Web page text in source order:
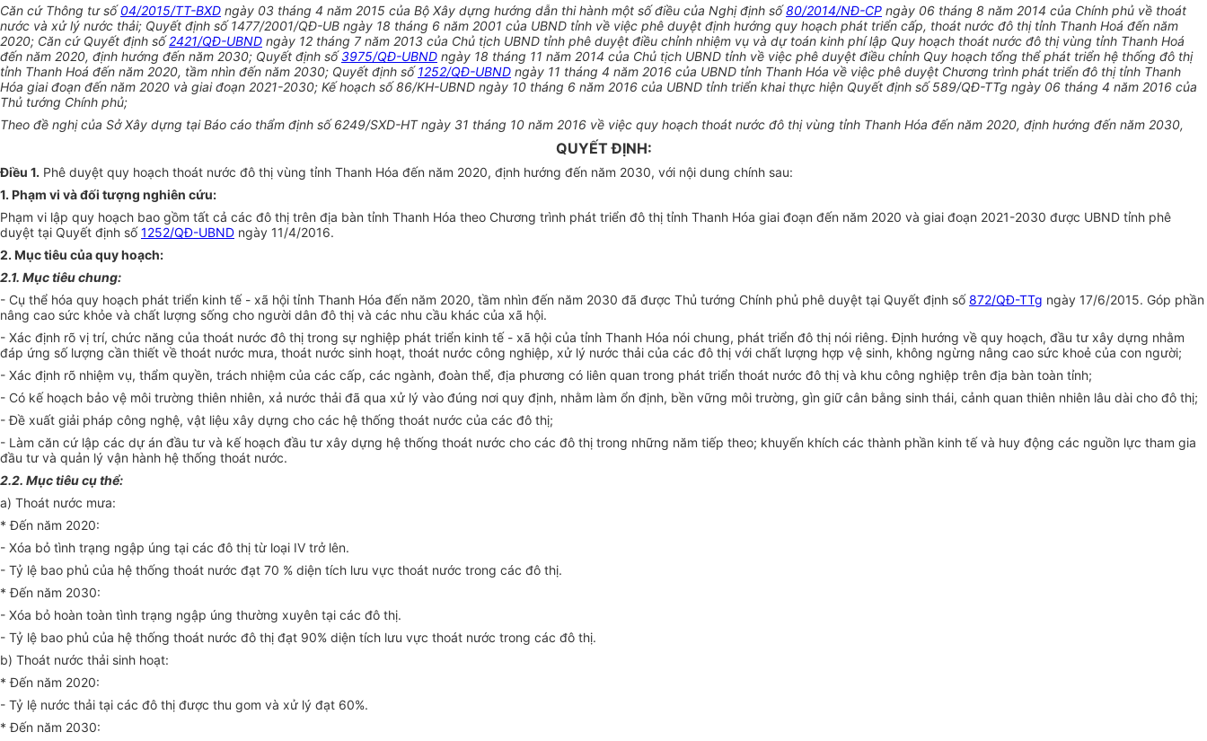
Căn cứ Thông tưsố04/2015/TT-BXD ngày 03 tháng 4 năm 2015 của Bộ Xây dựng hướng dẫn thi hành một số điều của Nghị định số80/2014/NĐ-CP ngày 06 tháng 8 năm 2014 của Chính phủ về thoát
nước và xử lý nước thải; Quyết định số 1477/2001/QĐ-UB ngày 18 tháng 6 năm 2001 của UBND tỉnh về việc phê duyệt định hướng quy hoạch phát triển cấp, thoát nước đô thị tỉnh Thanh Hoá đến năm
2020; Căn cứ Quyết định số2421/QĐ-UBND ngày 12 tháng 7 năm 2013 của Chủ tịch UBND tỉnh phê duyệt điều chỉnh nhiệm vụ và dự toán kinh phí lập Quy hoạch thoát nước đô thị vùng tỉnh Thanh Hoá
đến năm 2020, định hướng đến năm 2030; Quyết định số3975/QĐ-UBND ngày 18 tháng 11 năm 2014 của Chủ tịch UBND tỉnh về việc phê duyệt điều chỉnh Quy hoạch tổng thể phát triển hệ thống đô thị
tỉnh Thanh Hoá đến năm 2020, tầm nhìn đến năm 2030; Quyết định số1252/QĐ-UBND ngày 11 tháng 4 năm 2016 của UBND tỉnh Thanh Hóa về việc phê duyệt Chương trình phát triển đô thị tỉnh Thanh
Hóa giai đoạn đến năm 2020 và giai đoạn 2021-2030; Kế hoạch số 86/KH-UBND ngày 10 tháng 6 năm 2016 của UBND tỉnh triển khai thực hiện Quyết định số 589/QĐ-TTg ngày 06 tháng 4 năm 2016 của
Thủ tướng Chính phủ;
Theo đề nghị của Sở Xây dựng tại Báo cáo thẩm định số 6249/SXD-HT ngày 31 tháng 10 năm 2016 về việc quy hoạch thoát nước đô thị vùng tỉnh Thanh Hóa đến năm 2020, định hướng đến năm 2030,
QUYẾT ĐỊNH:
Điều 1. Phê duyệt quy hoạch thoát nước đô thị vùng tỉnh Thanh Hóa đến năm 2020, định hướng đến năm 2030, với nội dung chính sau:
1. Phạm vi và đối tượng nghiên cứu:
Phạm vi lập quy hoạch bao gồm tất cả các đô thị trên địa bàn tỉnh Thanh Hóa theo Chương trình phát triển đô thị tỉnh Thanh Hóa giai đoạn đến năm 2020 và giai đoạn 2021-2030 được UBND tỉnh phê
duyệt tại Quyết định số1252/QĐ-UBND ngày 11/4/2016.
2. Mục tiêu của quy hoạch:
2.1. Mục tiêu chung:
- Cụ thể hóa quy hoạch phát triển kinh tế - xã hội tỉnh Thanh Hóa đến năm 2020, tầm nhìn đến năm 2030 đã được Thủ tướng Chính phủ phê duyệt tại Quyết định số872/QĐ-TTg ngày 17/6/2015. Góp phần
nâng cao sức khỏe và chất lượng sống cho người dân đô thị và các nhu cầu khác của xã hội.
- Xác định rõ vị trí, chức năng của thoát nước đô thị trong sự nghiệp phát triển kinh tế - xã hội của tỉnh Thanh Hóa nói chung, phát triển đô thị nói riêng. Định hướng về quy hoạch, đầu tư xây dựng nhằm
đáp ứng số lượng cần thiết về thoát nước mưa, thoát nước sinh hoạt, thoát nước công nghiệp, xử lý nước thải của các đô thị với chất lượng hợp vệ sinh, không ngừng nâng cao sức khoẻ của con người;
- Xác định rõ nhiệm vụ, thẩm quyền, trách nhiệm của các cấp, các ngành, đoàn thể, địa phương có liên quan trong phát triển thoát nước đô thị và khu công nghiệp trên địa bàn toàn tỉnh;
- Có kế hoạch bảo vệ môi trường thiên nhiên, xả nước thải đã qua xử lý vào đúng nơi quy định, nhằm làm ổn định, bền vững môi trường, gìn giữ cân bằng sinh thái, cảnh quan thiên nhiên lâu dài cho đô thị;
- Đề xuất giải pháp công nghệ, vật liệu xây dựng cho các hệ thống thoát nước của các đô thị;
- Làm căn cứ lập các dự án đầu tư và kế hoạch đầu tư xây dựng hệ thống thoát nước cho các đô thị trong những năm tiếp theo; khuyến khích các thành phần kinh tế và huy động các nguồn lực tham gia
đầu tư và quản lý vận hành hệ thống thoát nước.
2.2. Mục tiêu cụ thể:
a) Thoát nước mưa:
* Đến năm 2020:
- Xóa bỏ tình trạng ngập úng tại các đô thị từ loại IV trở lên.
- Tỷ lệ bao phủ của hệ thống thoát nước đạt 70 % diện tích lưu vực thoát nước trong các đô thị.
* Đến năm 2030:
- Xóa bỏ hoàn toàn tình trạng ngập úng thường xuyên tại các đô thị.
- Tỷ lệ bao phủ của hệ thống thoát nước đô thị đạt 90% diện tích lưu vực thoát nước trong các đô thị.
b) Thoát nước thải sinh hoạt:
* Đến năm 2020:
- Tỷ lệ nước thải tại các đô thị được thu gom và xử lý đạt 60%.
* Đến năm 2030: